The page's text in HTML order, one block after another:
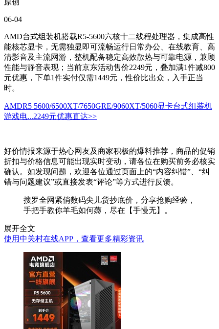
原创
06-04
AMD台式组装机搭载R5-5600六核十二线程处理器，集成高性
能核芯显卡，无需独显即可流畅运行日常办公、在线教育、高
清影音及主流网游，整机配备稳定高效散热与可靠电源，兼顾
性能与静音表现；当前京东活动售价2249元，叠加满1件减800
元优惠，下单1件实付仅需1449元，性价比出众，入手正当
时。
AMDR5 5600/6500XT/7650GRE/9060XT/5060显卡台式组装机
游戏电...2249元优惠直达>>
好价情报来源于热心网友及商家积极的爆料推荐，商品的促销
折扣与价格信息可能出现实时变动，请各位在购买前务必核实
确认。如发现问题，欢迎各位通过页面上的“内容纠错”、“纠
错与问题建议”或直接发表“评论”等方式进行反馈。
搜罗全网紧俏数码尖儿货抄底价，分享抢购经验，
手把手教你羊毛如何薅，尽在【手慢无】。
展开全文
使用中关村在线APP，查看更多精彩资讯